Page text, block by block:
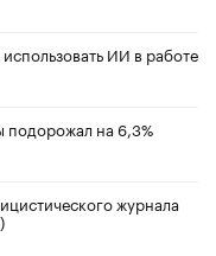
ИИ в работе
на 6,3%
журнала